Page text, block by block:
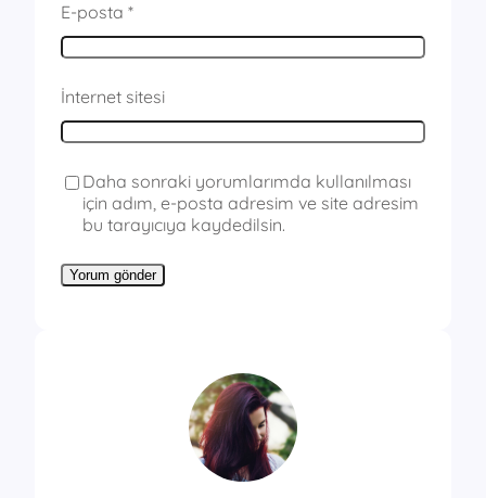
E-posta *
İnternet sitesi
Daha sonraki yorumlarımda kullanılması
için adım, e-posta adresim ve site adresim
bu tarayıcıya kaydedilsin.